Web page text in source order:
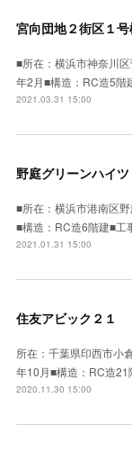
宮向団地２街区１
■所在：横浜市神奈川
年2月■構造：RC造5
2021.03.31 15:00
野庭グリーンハイツ
■所在：横浜市港南区
■構造：RC造6階建■
2021.01.31 15:00
住友アビック２１
所在：千葉県印西市小
年10月■構造：RC造
2020.11.30 15:00